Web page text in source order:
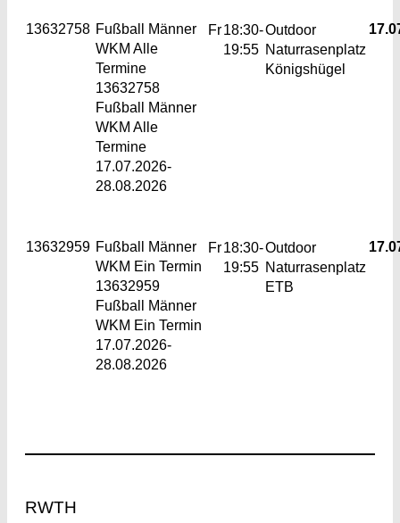
13632758 Fußball Männer
WKM Alle
Termine
13632758
Fußball Männer
WKM Alle
Termine
17.07.2026-
28.08.2026
Fr18:30-
19:55
Outdoor
Naturrasenplatz
Königshügel
13632959 Fußball Männer
WKM Ein Termin
13632959
Fußball Männer
WKM Ein Termin
17.07.2026-
28.08.2026
Fr18:30-
19:55
Outdoor
Naturrasenplatz
ETB
RWTH